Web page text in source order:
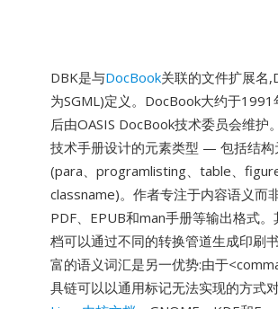
DBK是与DocBook关联的文件扩展名
为SGML)定义。DocBook大约于
后由OASIS DocBook技术委员会维
技术手册设计的元素类型 — 包括结
(para、programlisting、table、
classname)。作者专注于内容语义而
PDF、EPUB和man手册等输出格式
档可以通过不同的转换管道生成印刷
富的语义词汇是另一优势:由于
具链可以以通用标记无法实现的方式